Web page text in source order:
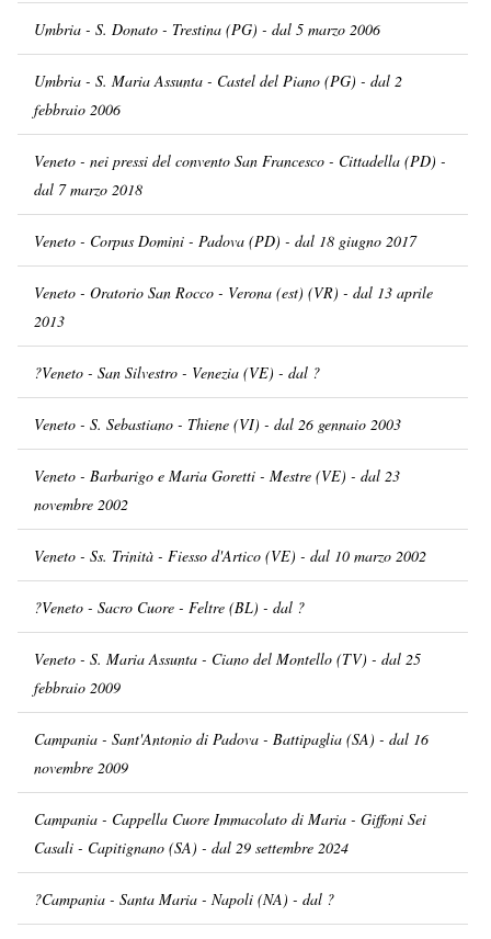
Umbria - S. Donato - Trestina (PG) - dal 5 marzo 2006
Umbria - S. Maria Assunta - Castel del Piano (PG) - dal 2
febbraio 2006
Veneto - nei pressi del convento San Francesco - Cittadella (PD) -
dal 7 marzo 2018
Veneto - Corpus Domini - Padova (PD) - dal 18 giugno 2017
Veneto - Oratorio San Rocco - Verona (est) (VR) - dal 13 aprile
2013
?Veneto - San Silvestro - Venezia (VE) - dal ?
Veneto - S. Sebastiano - Thiene (VI) - dal 26 gennaio 2003
Veneto - Barbarigo e Maria Goretti - Mestre (VE) - dal 23
novembre 2002
Veneto - Ss. Trinità - Fiesso d'Artico (VE) - dal 10 marzo 2002
?Veneto - Sacro Cuore - Feltre (BL) - dal ?
Veneto - S. Maria Assunta - Ciano del Montello (TV) - dal 25
febbraio 2009
Campania - Sant'Antonio di Padova - Battipaglia (SA) - dal 16
novembre 2009
Campania - Cappella Cuore Immacolato di Maria - Giffoni Sei
Casali - Capitignano (SA) - dal 29 settembre 2024
?Campania - Santa Maria - Napoli (NA) - dal ?